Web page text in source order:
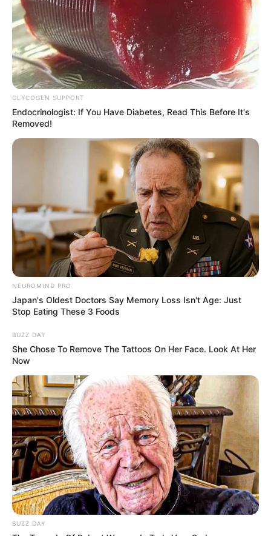
GLYCOGEN SUPPORT
Endocrinologist: If You Have Diabetes, Read This Before It's
Removed!
NEUROMIND PRO
Japan's Oldest Doctors Say Memory Loss Isn't Age: Just
Stop Eating These 3 Foods
BUZZ DAY
She Chose To Remove The Tattoos On Her Face. Look At Her
Now
BUZZ DAY